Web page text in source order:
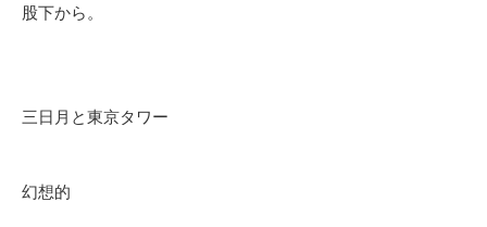
股下から。
三日月と東京タワー
幻想的